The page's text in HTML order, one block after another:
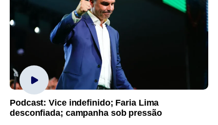
Podcast: Vice indefinido; Faria Lima
desconfiada; campanha sob pressão